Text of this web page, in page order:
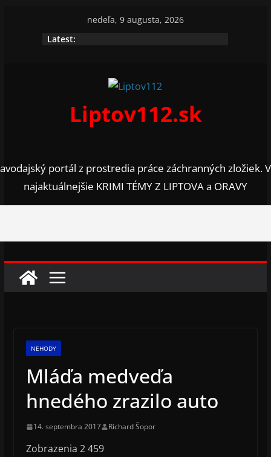
nedeľa, 9 augusta, 2026
Latest:
Liptov112.sk
portál z prostredia práce záchranných zložiek.
najaktuálnejšie KRIMI TÉMY Z LIPTOVA a ORAVY
NEHODY
Mláďa medveďa
hnedého zrazilo auto
14. septembra 2017 Richard Šopor
Zobrazenia 2 459